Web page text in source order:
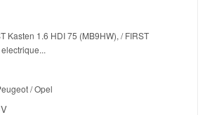
Kasten 1.6 HDI 75 (MB9HW), / FIRST
/ Opel